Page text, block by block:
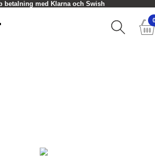
betalning med Klarna och Swish